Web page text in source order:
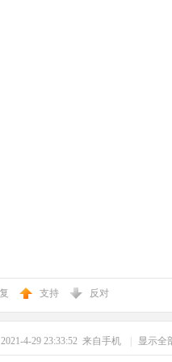
支持 反对
4-29 23:33:52 来自手机 显示全